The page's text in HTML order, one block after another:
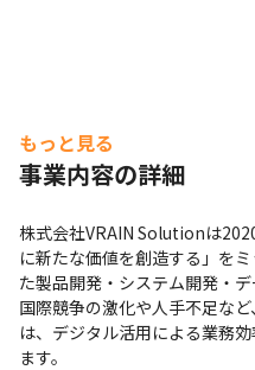
もっと見る
事業内容の詳細
株式会社VRAIN Solutionは
に新たな価値を創造する」を
た製品開発・システム開発・デ
国際競争の激化や人手不足な
は、デジタル活用による業務
ます。